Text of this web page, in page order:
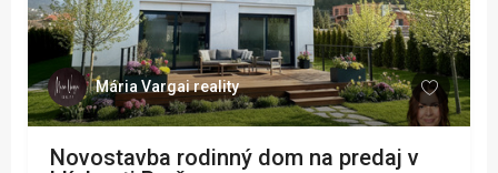
Mária Vargai reality
Novostavba rodinný dom na predaj v